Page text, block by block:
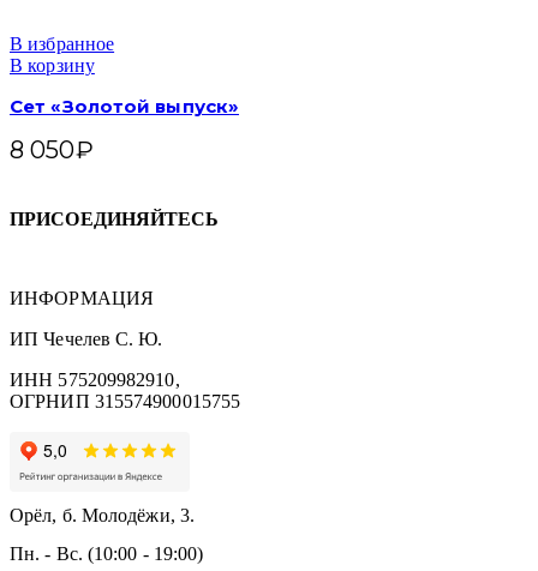
В избранное
В корзину
Сет «Золотой выпуск»
8 050₽
ПРИСОЕДИНЯЙТЕСЬ
ИНФОРМАЦИЯ
ИП Чечелев С. Ю.
ИНН 575209982910,
ОГРНИП 315574900015755
Орёл, б. Молодёжи, 3.
Пн. - Вс. (10:00 - 19:00)